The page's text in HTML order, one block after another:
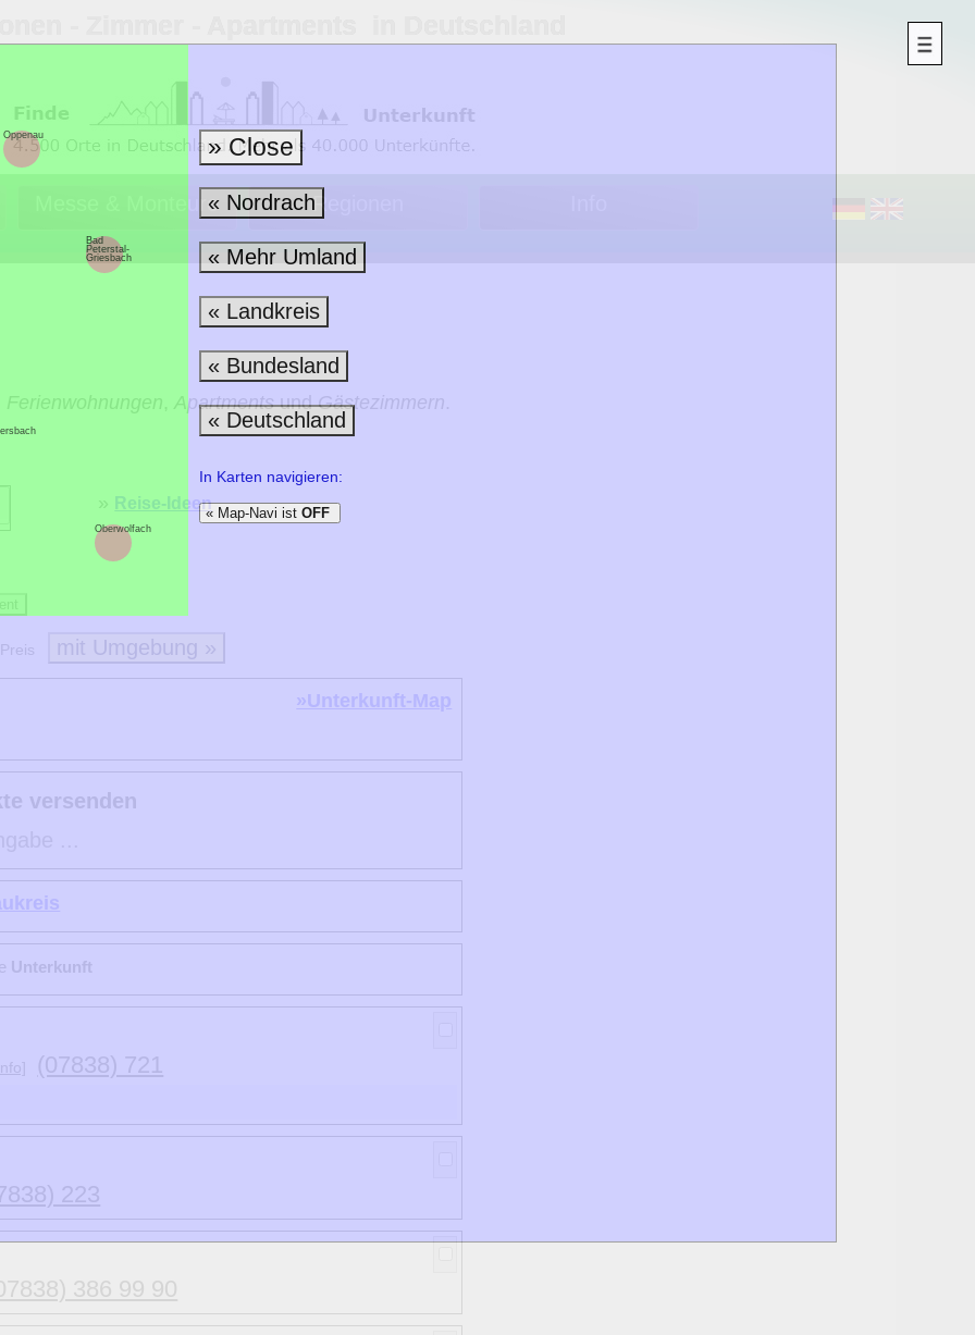
Messe & Monteure Regionen
Ferienwohnungen,ApartmentsundGästezimmern.
» Reise-Ideen
Preis mit Umgebung »
»Unterkunft-Map
versenden
Unterkunft
(07838) 721
223
386 99 90
Bad
Peterstal-
Griesbach
Oberwolfach
Oppenau » Close
« Nordrach
« Mehr Umland
« Landkreis
« Bundesland
« Deutschland
In Karten navigieren:
« Map-Navi ist OFF
orientierten Kultur-